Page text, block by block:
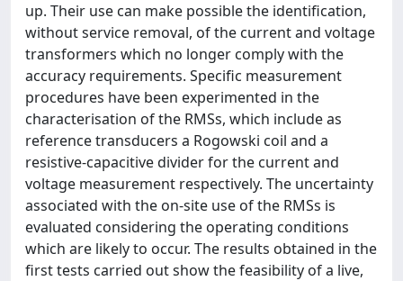
up. Their use can make possible the identification,
without service removal, of the current and voltage
transformers which no longer comply with the
accuracy requirements. Specific measurement
procedures have been experimented in the
characterisation of the RMSs, which include as
reference transducers a Rogowski coil and a
resistive-capacitive divider for the current and
voltage measurement respectively. The uncertainty
associated with the on-site use of the RMSs is
evaluated considering the operating conditions
which are likely to occur. The results obtained in the
first tests carried out show the feasibility of a live,